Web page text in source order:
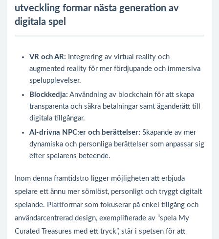
utveckling formar nästa generation av
digitala spel
VR och AR: Integrering av virtual reality och
augmented reality för mer fördjupande och immersiva
spelupplevelser.
Blockkedja: Användning av blockchain för att skapa
transparenta och säkra betalningar samt äganderätt till
digitala tillgångar.
AI-drivna NPC:er och berättelser: Skapande av mer
dynamiska och personliga berättelser som anpassar sig
efter spelarens beteende.
Inom denna framtidstro ligger möjligheten att erbjuda
spelare ett ännu mer sömlöst, personligt och tryggt digitalt
spelande. Plattformar som fokuserar på enkel tillgång och
användarcentrerad design, exemplifierade av “spela My
Curated Treasures med ett tryck”, står i spetsen för att